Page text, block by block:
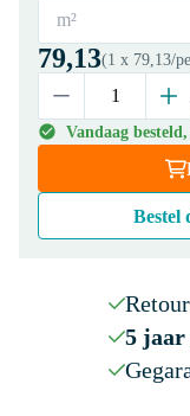
m²
79,13(1 x 79,13/
Vandaag
Bestel
5 jaar